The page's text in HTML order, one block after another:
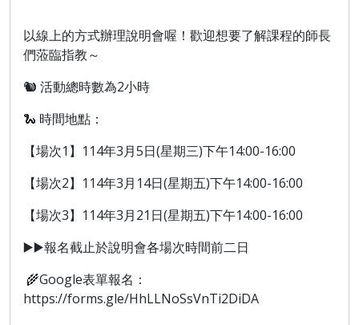
以線上的方式辦理說明會喔！歡迎想要了解課程的師長
們蒞臨指教～
🐿️ 活動總時數為2小時
🐍 時間地點：
【場次1】114年3月5日(星期三)下午14:00-16:00
【場次2】114年3月14日(星期五)下午14:00-16:00
【場次3】114年3月21日(星期五)下午14:00-16:00
▶️▶️報名截止於說明會各場次時間前二日
🌾Google表單報名：
https://forms.gle/HhLLNoSsVnTi2DiDA